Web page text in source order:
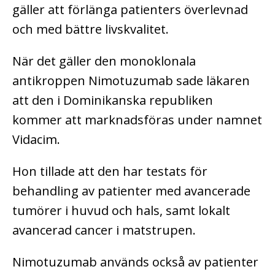
gäller att förlänga patienters överlevnad
och med bättre livskvalitet.
När det gäller den monoklonala
antikroppen Nimotuzumab sade läkaren
att den i Dominikanska republiken
kommer att marknadsföras under namnet
Vidacim.
Hon tillade att den har testats för
behandling av patienter med avancerade
tumörer i huvud och hals, samt lokalt
avancerad cancer i matstrupen.
Nimotuzumab används också av patienter